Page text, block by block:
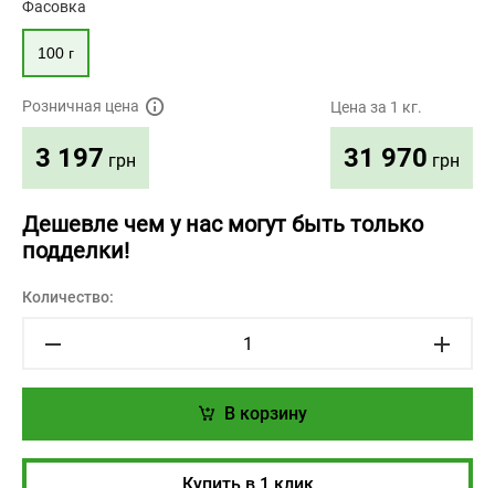
Фасовка
100 г
Розничная цена
3 197 грн
Цена за 1 кг.
31 970 грн
Дешевле чем у нас могут быть только
подделки!
Количество:
В корзину